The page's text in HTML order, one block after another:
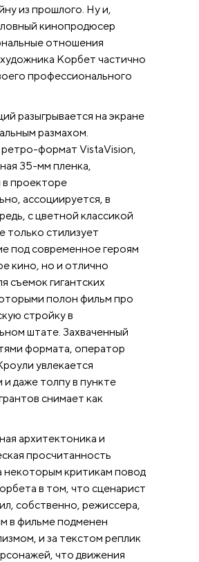
из прошлого. Ну и,
кинопродюсер
отношения
Корбет частично
профессионального
разыгрывается на экране
размахом.
формат VistaVision,
35-мм пленка,
в проекторе
ассоциируется, в
с цветной классикой
только стилизует
под современное героям
кино, но и отлично
съемок гигантских
полон фильм про
стройку в
штате. Захваченный
формата, оператор
увлекается
даже толпу в пункте
снимает как
архитектоника и
просчитанность
некоторым критикам повод
в том, что сценарист
собственно, режиссера,
в фильме подменен
и за текстом реплик
что движения